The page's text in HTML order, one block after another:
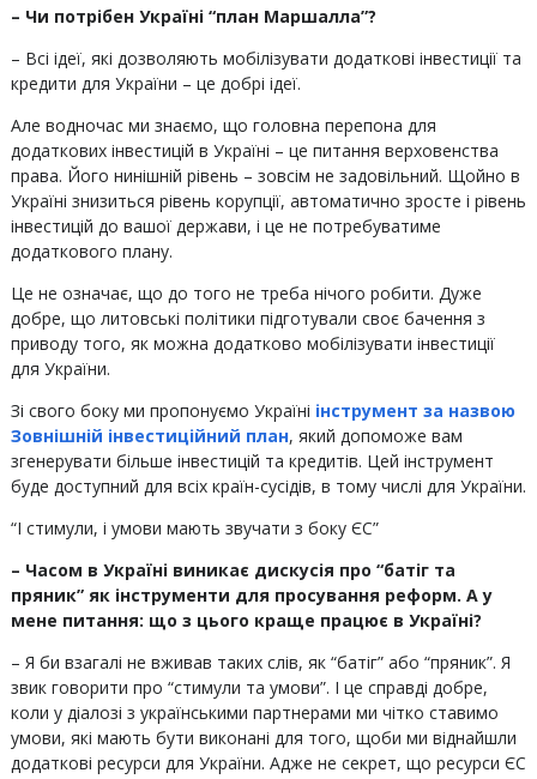
– Чи потрібен Україні “план Маршалла”?
– Всі ідеї, які дозволяють мобілізувати додаткові інвестиції та
кредити для України – це добрі ідеї.
Але водночас ми знаємо, що головна перепона для
додаткових інвестицій в Україні – це питання верховенства
права. Його нинішній рівень – зовсім не задовільний. Щойно в
Україні знизиться рівень корупції, автоматично зросте і рівень
інвестицій до вашої держави, і це не потребуватиме
додаткового плану.
Це не означає, що до того не треба нічого робити. Дуже
добре, що литовські політики підготували своє бачення з
приводу того, як можна додатково мобілізувати інвестиції
для України.
Зі свого боку ми пропонуємо Україні інструмент за назвою
Зовнішній інвестиційний план, який допоможе вам
згенерувати більше інвестицій та кредитів. Цей інструмент
буде доступний для всіх країн-сусідів, в тому числі для України.
“І стимули, і умови мають звучати з боку ЄС”
– Часом в Україні виникає дискусія про “батіг та
пряник” як інструменти для просування реформ. А у
мене питання: що з цього краще працює в Україні?
– Я би взагалі не вживав таких слів, як “батіг” або “пряник”. Я
звик говорити про “стимули та умови”. І це справді добре,
коли у діалозі з українськими партнерами ми чітко ставимо
умови, які мають бути виконані для того, щоби ми віднайшли
додаткові ресурси для України. Адже не секрет, що ресурси ЄС